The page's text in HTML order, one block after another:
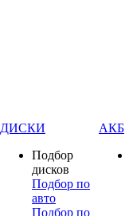
ДИСКИ
Подбор
дисков
Подбор по
авто
Подбор по
АКБ